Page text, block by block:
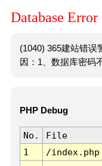
Database Error
(1040) 365建站错误
因：1、数据库密码
PHP Debug
No. File
1
/index.php